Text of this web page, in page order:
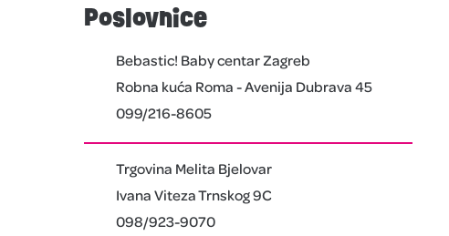
Poslovnice
Bebastic! Baby centar Zagreb
Robna kuća Roma - Avenija Dubrava 45
099/216-8605
Trgovina Melita Bjelovar
Ivana Viteza Trnskog 9C
098/923-9070